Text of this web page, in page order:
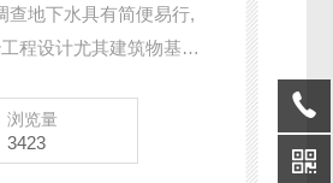
查地下水具有简便易行,
程设计尤其建筑物基坑
地质调查中具有重要的
浏览量
3423